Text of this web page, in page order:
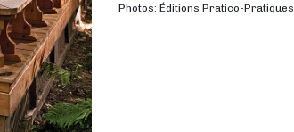
Photos: Éditions Pratico-Pratiques